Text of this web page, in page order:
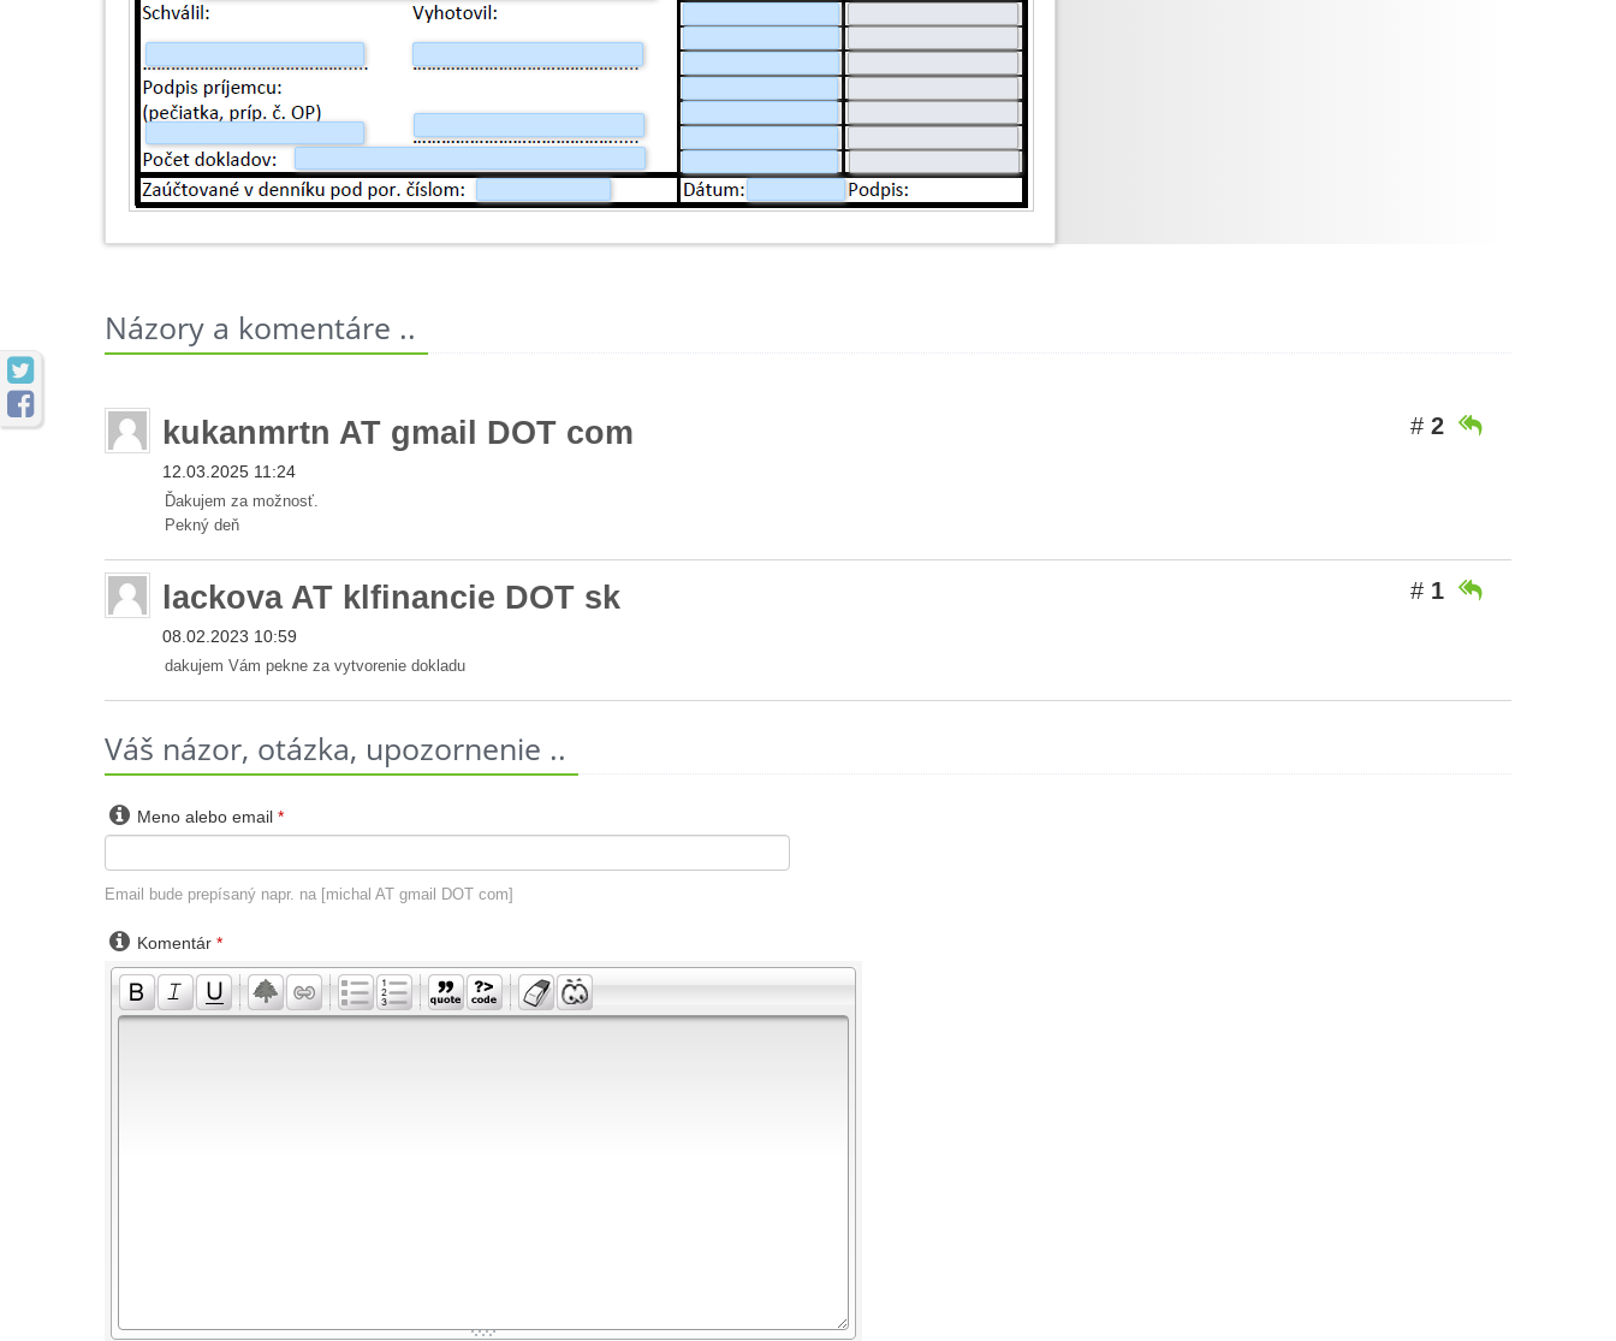


Názory a komentáre ..
kukanmrtn AT gmail DOT com
12.03.2025 11:24
# 2 
Ďakujem za možnosť.
Pekný deň
lackova AT klfinancie DOT sk
08.02.2023 10:59
# 1 
dakujem Vám pekne za vytvorenie dokladu
Váš názor, otázka, upozornenie ..
 Meno alebo email *
Email bude prepísaný napr. na [michal AT gmail DOT com]
 Komentár *
-
-
-
-
-
-
-
-
-
-
-
-